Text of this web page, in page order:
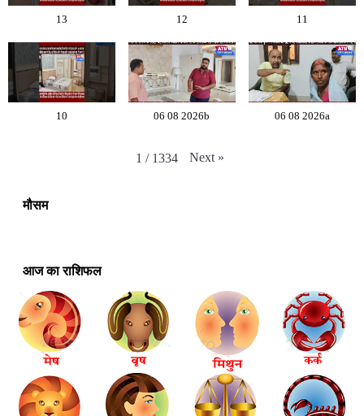
13 12 11
10 06 08 2026b 06 08 2026a
1 / 1334 Next »
मौसम
आज का राशिफल